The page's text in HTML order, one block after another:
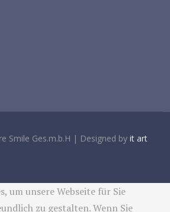
Smile Ges.m.b.H | Designed by it art
um unsere Webseite für Sie
zu gestalten. Wenn Sie